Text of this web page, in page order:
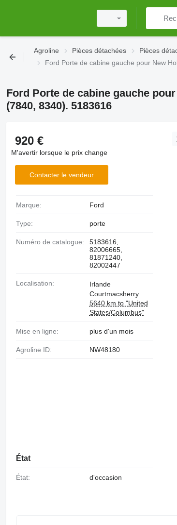
Agroline Pièces détachées Pièces
Ford Porte de cabine gauche pour New
Ford Porte de cabine gauche
(7840, 8340). 5183616
920 €
M'avertir lorsque le prix change
Contacter le vendeur
Marque: Ford
Type: porte
Numéro de catalogue:
5183616,
82006665,
81871240,
82002447
Localisation:
Irlande
Courtmacsherry
5640 km to "United
States/Columbus"
Mise en ligne: plus d'un mois
Agroline ID: NW48180
État
État: d'occasion